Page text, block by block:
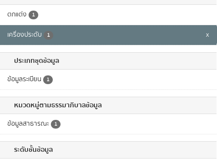
ตกแต่ง 1
เครื่องประดับ 1 x
ประเภทชุดข้อมูล
ข้อมูลระเบียน 1
หมวดหมู่ตามธรรมาภิบาลข้อมูล
ข้อมูลสาธารณะ 1
ระดับชั้นข้อมูล